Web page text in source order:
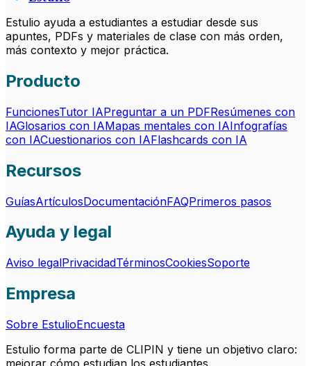
Estulio ayuda a estudiantes a estudiar desde sus
apuntes, PDFs y materiales de clase con más orden,
más contexto y mejor práctica.
Producto
FuncionesTutor IAPreguntar a un PDFResúmenes con
IAGlosarios con IAMapas mentales con IAInfografías
con IACuestionarios con IAFlashcards con IA
Recursos
GuíasArtículosDocumentaciónFAQPrimeros pasos
Ayuda y legal
Aviso legalPrivacidadTérminosCookiesSoporte
Empresa
Sobre EstulioEncuesta
Estulio forma parte de CLIPIN y tiene un objetivo claro: